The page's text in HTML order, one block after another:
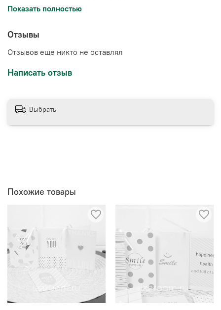
выразить свою любовь, уважение и благодарность
Показать полностью
Отзывы
Отзывов еще никто не оставлял
Написать отзыв
Выбрать
Похожие товары